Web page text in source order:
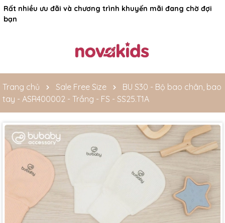
Rất nhiều ưu đãi và chương trình khuyến mãi đang chờ đợi
bạn
Trang chủ Sale Free Size
BU S30 - Bộ bao chân, bao
tay - ASR400002 - Trắng - FS - SS25.T1A